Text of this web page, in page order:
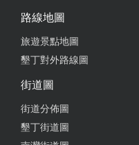
每次來恆春必吃的
到的食物的原味 吃
很大盤 好吃又非常
路線地圖
旅遊景點地圖
墾丁對外路線圖
街道圖
街道分佈圖
墾丁街道圖